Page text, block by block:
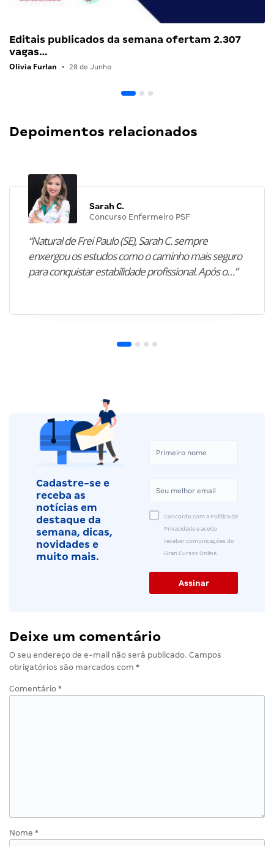
Editais publicados da semana ofertam 2.307
vagas…
Olivia Furlan • 28 de Junho
Depoimentos relacionados
Sarah C.
Concurso Enfermeiro PSF
“Natural de Frei Paulo (SE), Sarah C. sempre
enxergou os estudos como o caminho mais seguro
para conquistar estabilidade profissional. Após o…”
Cadastre-se e
receba as
notícias em
destaque da
semana, dicas,
novidades e
muito mais.
Concordo com a Política de
Privacidade e aceito
receber comunicações do
Gran Cursos Online.
Deixe um comentário
O seu endereço de e-mail não será publicado. Campos
obrigatórios são marcados com *
Comentário *
Nome *